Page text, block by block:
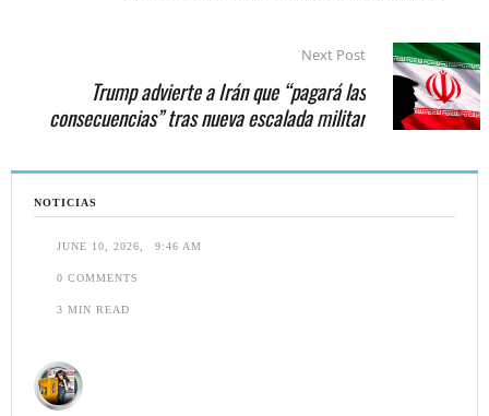
NOTICIAS
JUNE 10, 2026 9:46 AM
0 COMMENTS
3 MIN READ
Next Post
Trump advierte a Irán que “pagará las
consecuencias” tras nueva escalada militar